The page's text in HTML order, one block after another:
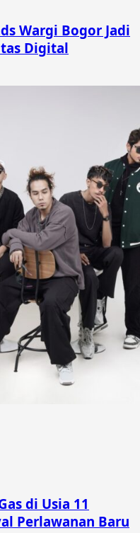
Wargi Bogor Jadi
Digital
di Usia 11
Perlawanan Baru